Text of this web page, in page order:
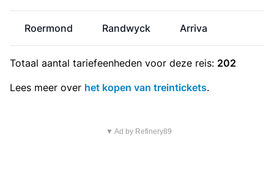
Roermond Randwyck Arriva
Totaal aantal tariefeenheden voor deze reis: 202
Lees meer over het kopen van treintickets.
▼ Ad by Refinery89